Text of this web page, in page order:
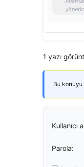
1 yazı
Bu konuyu
Kullanıcı
Parola: